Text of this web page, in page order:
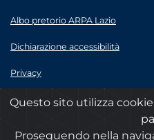
Albo pretorio ARPA Lazio
Dichiarazione accessibilità
Privacy
Note legali
© 2020 ARPA Lazio - P.Iva
Questo sito utilizza
Proseguendo nella